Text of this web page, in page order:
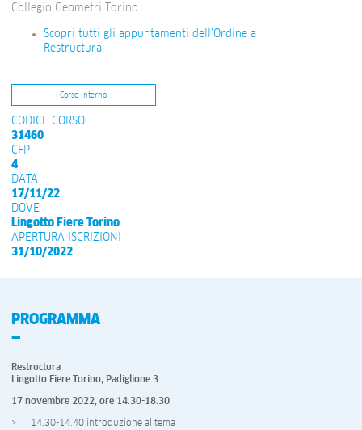
Collegio Geometri Torino.
Scopri tutti gli appuntamenti dell’Ordine a
Restructura
Corso interno
CODICE CORSO
31460
CFP
4
DATA
17/11/22
DOVE
Lingotto Fiere Torino
APERTURA ISCRIZIONI
31/10/2022
PROGRAMMA
Restructura
Lingotto Fiere Torino, Padiglione 3
17 novembre 2022, ore 14.30-18.30
14.30-14.40 introduzione al tema